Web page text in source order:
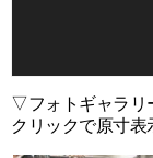
▽フォトギャラリ
クリックで原寸表